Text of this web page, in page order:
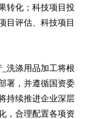
转化；科技项目投
目评估、科技项目
洗涤用品加工将根
署，并遵循国资委
持续推进企业深层
，合理配置各项资